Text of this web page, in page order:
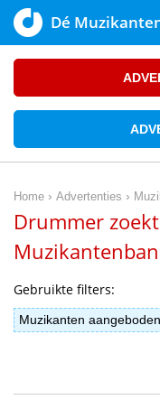
Dé
Home › Advertenties ›
Drummer
Gebruikte filters:
Muzikanten aangeboden